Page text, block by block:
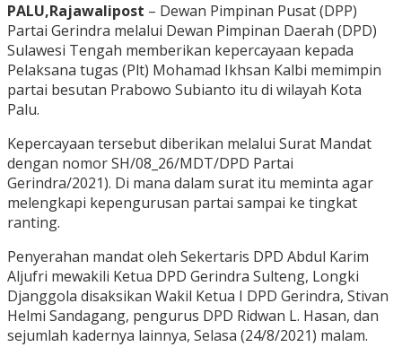
PALU,Rajawalipost – Dewan Pimpinan Pusat (DPP)
Partai Gerindra melalui Dewan Pimpinan Daerah (DPD)
Sulawesi Tengah memberikan kepercayaan kepada
Pelaksana tugas (Plt) Mohamad Ikhsan Kalbi memimpin
partai besutan Prabowo Subianto itu di wilayah Kota
Palu.
Kepercayaan tersebut diberikan melalui Surat Mandat
dengan nomor SH/08_26/MDT/DPD Partai
Gerindra/2021). Di mana dalam surat itu meminta agar
melengkapi kepengurusan partai sampai ke tingkat
ranting.
Penyerahan mandat oleh Sekertaris DPD Abdul Karim
Aljufri mewakili Ketua DPD Gerindra Sulteng, Longki
Djanggola disaksikan Wakil Ketua I DPD Gerindra, Stivan
Helmi Sandagang, pengurus DPD Ridwan L. Hasan, dan
sejumlah kadernya lainnya, Selasa (24/8/2021) malam.